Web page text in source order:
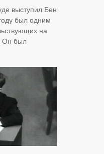
выступил Бен
был одним
на
Он был